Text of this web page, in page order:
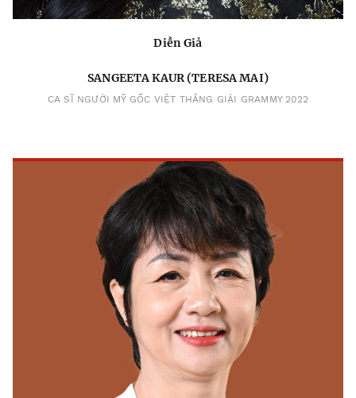
Diễn Giả
SANGEETA KAUR (TERESA MAI)
CA SĨ NGƯỜI MỸ GỐC VIỆT THẮNG GIẢI GRAMMY 2022